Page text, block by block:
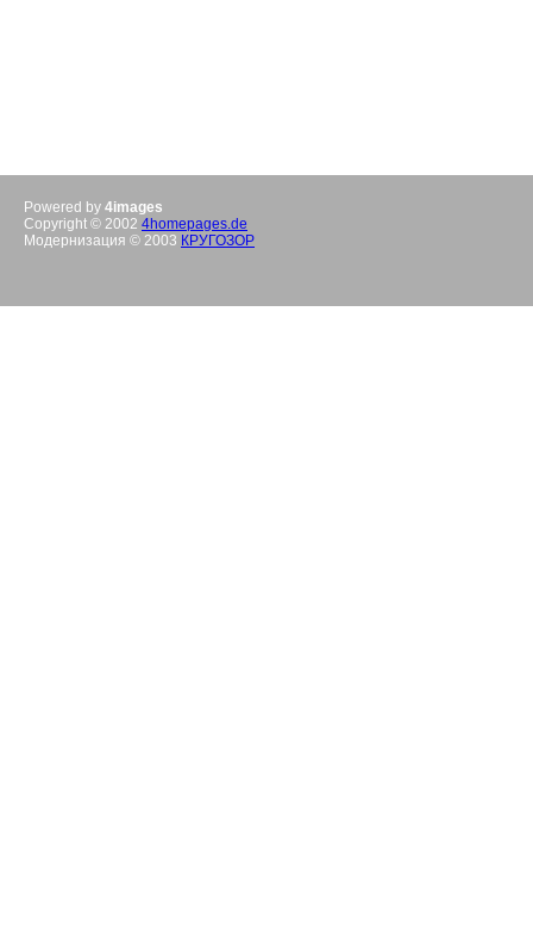
Powered by 4images
Copyright © 2002 4homepages.de
Модернизация © 2003 КРУГОЗОР